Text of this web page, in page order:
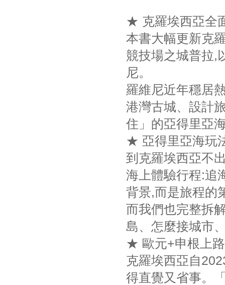
★ 克羅埃西亞全
本書大幅更新克
競技場之城普拉
尼。
羅維尼近年穩居
港灣古城、設計
住」的亞得里亞
★ 亞得里亞海玩
到克羅埃西亞不
海上體驗行程:追
背景,而是旅程的
而我們也完整拆
島、怎麼接城市
★ 歐元+申根上
克羅埃西亞自
得直覺又省事。